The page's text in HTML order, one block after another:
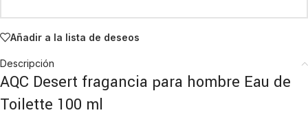
Añadir a la lista de deseos
Descripción
AQC Desert fragancia para hombre Eau de
Toilette 100 ml